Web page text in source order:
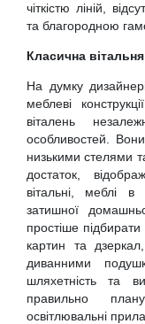
чіткістю ліній,
та благородною
Класична вітальня
На думку
меблеві
віталень
особливостей.
низькими стелями
достаток,
вітальні, меблі
затишної
простіше
картин та
диванними
шляхетність та
правильно
освітлювальні